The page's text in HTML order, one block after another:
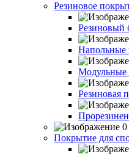
Резиновое
Резиновый
Напольные
Модульные
Резиновая
Покрытие для